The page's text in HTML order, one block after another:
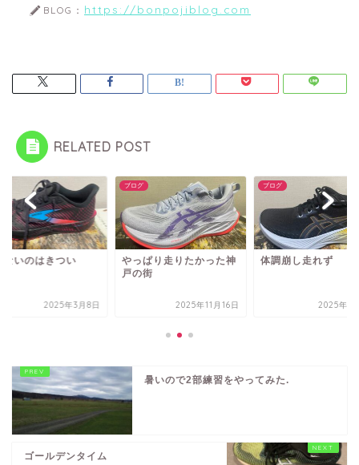
BLOG： https://bonpojiblog.com
RELATED POST
ないのはきつい
2025年3月8日
ブログ
やっぱり走りたかった神
戸の街
2025年11月16日
ブログ
体調崩し走れず
2025年11
暑いので2部練習をやってみた.
ゴールデンタイム